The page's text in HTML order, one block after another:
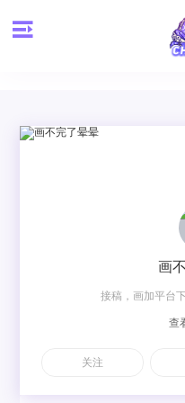
画
接稿，画加平台
查
关注